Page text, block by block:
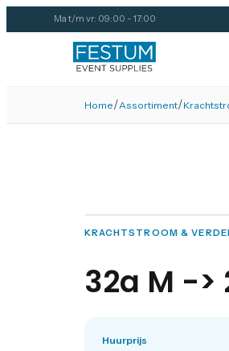
Ma t/m vr: 09:00 - 17:00
Home/Assortiment/
KRACHTSTROOM &
32a M ->
Huurprijs